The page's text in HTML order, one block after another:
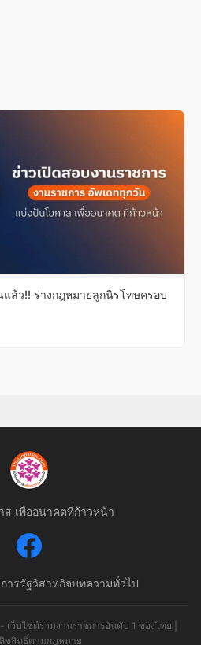
แล้ว!! ร่างกฎหมายลูกนิรโทษครอบ
ส เพื่ออนาคตที่ก้าวหน้า
ารรัฐวิสาหกิจบทความทั่วไป
ว็บไซต์รวมงานราชการอันดับ 1 ของไทย |
ขสิทธิ์ตามกฎหมาย